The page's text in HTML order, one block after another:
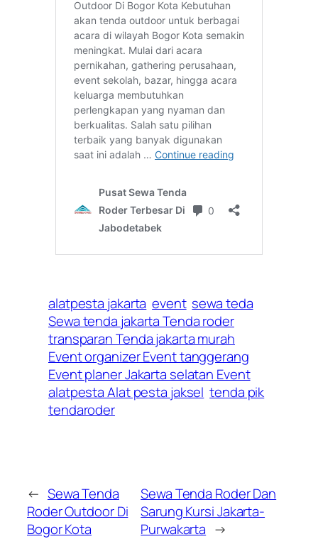
alatpesta jakarta event sewa teda
Sewa tenda jakarta Tenda roder
transparan Tenda jakarta murah
Event organizer Event tanggerang
Event planer Jakarta selatan Event
alatpesta Alat pesta jaksel tenda pik
tendaroder
← Sewa Tenda
Roder Outdoor Di
Bogor Kota
Sewa Tenda Roder Dan
Sarung Kursi Jakarta-
Purwakarta →